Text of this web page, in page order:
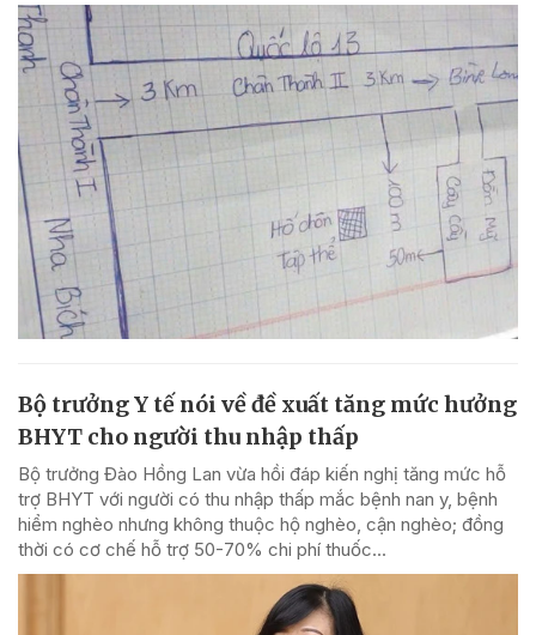
Bộ trưởng Y tế nói về đề xuất tăng mức hưởng
BHYT cho người thu nhập thấp
Bộ trưởng Đào Hồng Lan vừa hồi đáp kiến nghị tăng mức hỗ
trợ BHYT với người có thu nhập thấp mắc bệnh nan y, bệnh
hiểm nghèo nhưng không thuộc hộ nghèo, cận nghèo; đồng
thời có cơ chế hỗ trợ 50-70% chi phí thuốc...